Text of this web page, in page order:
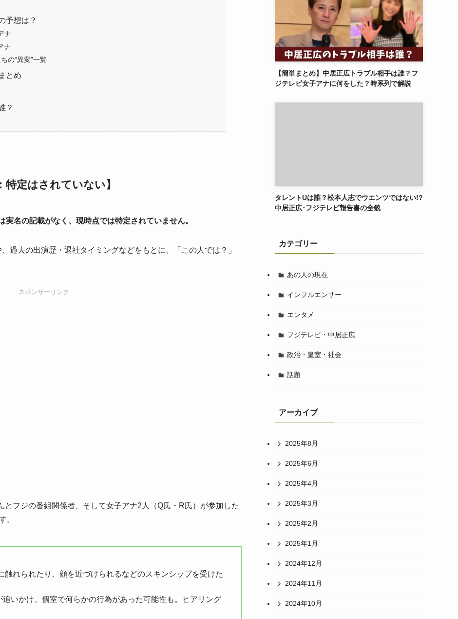
予想は？
ナ
ナ
の“異変”一覧
とめ
？
定はされていない】
実名の記載がなく、現時点では特定されていません。
過去の出演歴・退社タイミングなどをもとに、「この人では？」
スポンサーリンク
フジの番組関係者、そして女子アナ2人（Q氏・R氏）が参加した
。
触れられたり、顔を近づけられるなどのスキンシップを受けた
追いかけ、個室で何らかの行為があった可能性も。ヒアリング
【簡単まとめ】中居正広トラブル相手は誰？フ
ジテレビ女子アナに何をした？時系列で解説
タレントUは誰？松本人志でウエンツではない!?
中居正広･フジテレビ報告書の全貌
カテゴリー
あの人の現在
インフルエンサー
エンタメ
フジテレビ・中居正広
政治・皇室・社会
話題
アーカイブ
2025年8月
2025年6月
2025年4月
2025年3月
2025年2月
2025年1月
2024年12月
2024年11月
2024年10月